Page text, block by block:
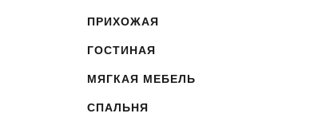
ПРИХОЖАЯ
ГОСТИНАЯ
МЯГКАЯ МЕБЕЛЬ
СПАЛЬНЯ